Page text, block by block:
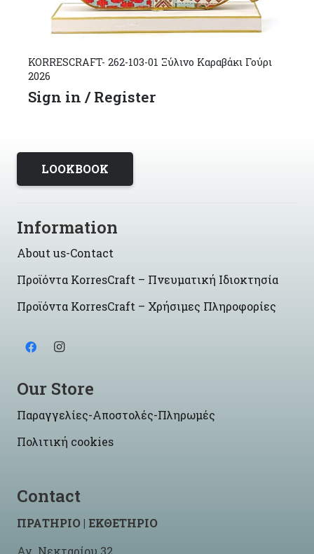
KORRESCRAFT- 262-103-01 Ξύλινο Καραβάκι Γούρι
2026
Sign in / Register
LOOKBOOK
Information
About us-Contact
Προϊόντα KorresCraft – Πνευματική Ιδιοκτησία
Προϊόντα KorresCraft – Χρήσιμες Πληροφορίες
Our Store
Παραγγελίες-Αποστολές-Πληρωμές
Πολιτική cookies
Contact
ΠΡΑΤΗΡΙΟ | ΕΚΘΕΤΗΡΙΟ
Αγ. Νεκταρίου 32